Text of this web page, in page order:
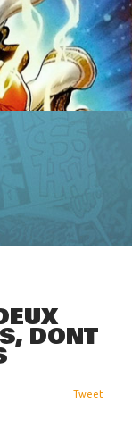
DONT
Tweet